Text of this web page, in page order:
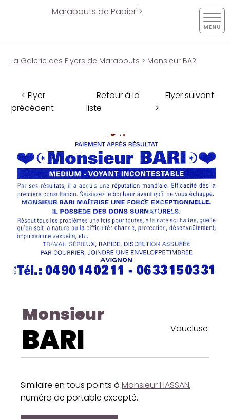
Marabouts de Papier">
La Galerie des Flyers de Marabouts > Monsieur BARI
< Flyer
précédent
Retour à la
liste
Flyer suivant
>
Monsieur
BARI Vaucluse
Similaire en tous points à Monsieur HASSAN,
numéro de portable excepté.